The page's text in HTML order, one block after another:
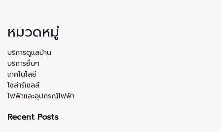
หมวดหมู่
บริการดูแลบ้าน
บริการอื่นๆ
เทคโนโลยี
โซล่าร์เซลล์
ไฟฟ้าและอุปกรณ์ไฟฟ้า
Recent Posts